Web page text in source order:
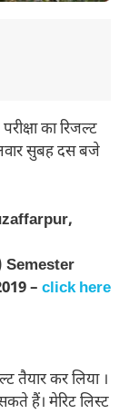
का रिजल्ट
सुबह दस बजे
Semester
– click here
तैयार कर लिया ।
हैं। मेरिट लिस्ट